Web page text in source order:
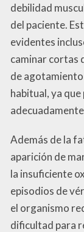
debilidad
del paciente.
evidentes
caminar cortas
de agotamiento
habitual, ya
Además de la
aparición de
la insuficiente
episodios de
el organismo
dificultad para